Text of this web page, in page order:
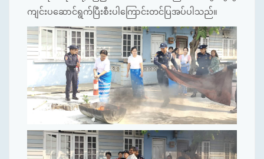
ကျင်းပဆောင်ရွက်ပြီးစီးပါကြောင်းတင်ပြအပ်ပါသည်။